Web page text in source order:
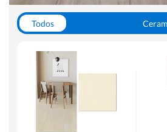
Todos
WC y Sanitarios
Pisos
Pinturas